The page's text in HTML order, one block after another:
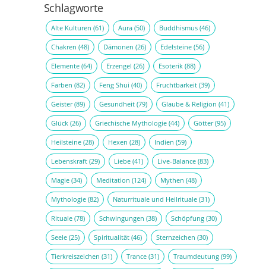
Schlagworte
Alte Kulturen (61) Aura(50) Buddhismus(46)
Chakren (48) Dämonen (26) Edelsteine(56)
Elemente(64) Erzengel (26) Esoterik(88)
Farben (82) Feng Shui (40) Fruchtbarkeit(39)
Geister(89) Gesundheit(79) Glaube & Religion (41)
Glück(26) Griechische Mythologie(44) Götter(95)
Heilsteine(28) Hexen (28) Indien (59)
Lebenskraft(29) Liebe(41) Live-Balance(83)
Magie(34) Meditation (124) Mythen (48)
Mythologie(82) Naturrituale und Heilrituale(31)
Rituale(78) Schwingungen (38) Schöpfung(30)
Seele(25) Spiritualität(46) Sternzeichen (30)
Tierkreiszeichen (31) Trance(31) Traumdeutung(99)